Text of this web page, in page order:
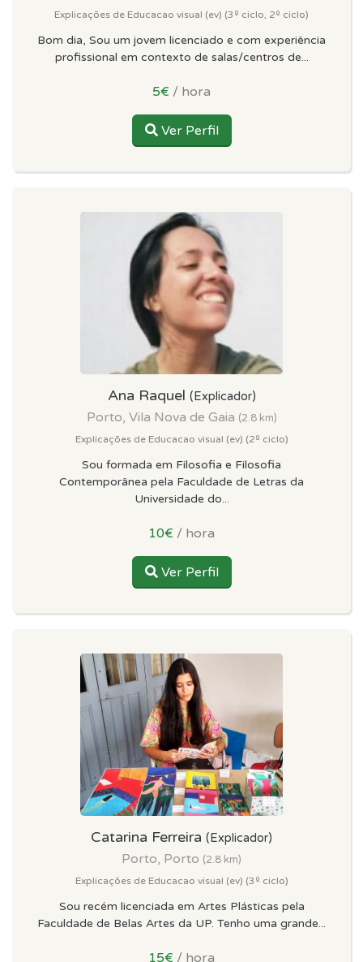
Explicações de Educacao visual (ev) (3º ciclo, 2º ciclo)
Bom dia, Sou um jovem licenciado e com experiência
profissional em contexto de salas/centros de...
5€ / hora
Ver Perfil
Ana Raquel (Explicador)
Porto, Vila Nova de Gaia (2.8 km)
Explicações de Educacao visual (ev) (2º ciclo)
Sou formada em Filosofia e Filosofia
Contemporânea pela Faculdade de Letras da
Universidade do...
10€ / hora
Ver Perfil
Catarina Ferreira (Explicador)
Porto, Porto (2.8 km)
Explicações de Educacao visual (ev) (3º ciclo)
Sou recém licenciada em Artes Plásticas pela
Faculdade de Belas Artes da UP. Tenho uma grande...
15€ / hora